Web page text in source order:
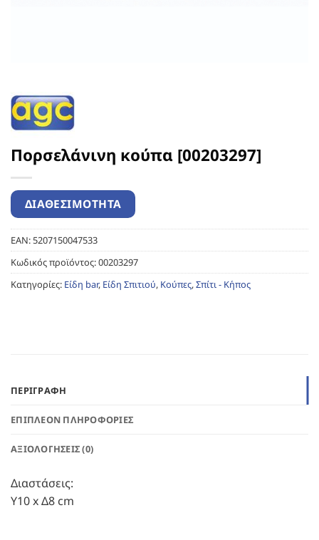
Πορσελάνινη κούπα [00203297]
EAN:5207150047533
Κωδικός προϊόντος:00203297
Κατηγορίες: Είδη bar, Είδη Σπιτιού, Κούπες,Σπίτι - Κήπος
ΠΕΡΙΓΡΑΦΉ
ΕΠΙΠΛΈΟΝ ΠΛΗΡΟΦΟΡΊΕΣ
ΑΞΙΟΛΟΓΉΣΕΙΣ (0)
Διαστάσεις:
Υ10 x Δ8 cm